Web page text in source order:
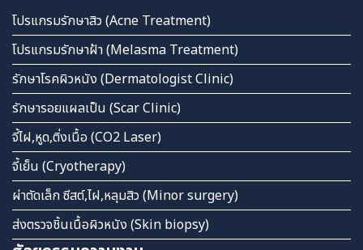
โปรแกรมรักษาสิว (Acne Treatment)
โปรแกรมรักษาฝ้า (Melasma Treatment)
รักษาโรคผิวหนัง (Dermatologist Clinic)
รักษารอยแผลเป็น (Scar Clinic)
จี้ไฝ,หูด,ติ่งเนื้อ (CO2 Laser)
จี้เย็น (Cryotherapy)
ผ่าตัดเล็ก ซีสต์,ไฝ,หลุมสิว (Minor surgery)
ส่งตรวจชิ้นเนื้อผิวหนัง (Skin biopsy)